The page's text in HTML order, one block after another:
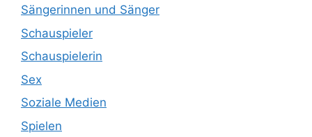
Sängerinnen und Sänger
Schauspieler
Schauspielerin
Sex
Soziale Medien
Spielen